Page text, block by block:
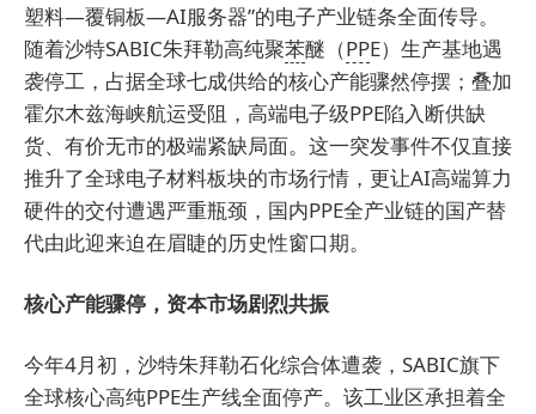
塑料—覆铜板—AI服务器”的电子产业链条全面传导。
随着沙特SABIC朱拜勒高纯聚苯醚（PPE）生产基地遇
袭停工，占据全球七成供给的核心产能骤然停摆；叠加
霍尔木兹海峡航运受阻，高端电子级PPE陷入断供缺
货、有价无市的极端紧缺局面。这一突发事件不仅直接
推升了全球电子材料板块的市场行情，更让AI高端算力
硬件的交付遭遇严重瓶颈，国内PPE全产业链的国产替
代由此迎来迫在眉睫的历史性窗口期。
核心产能骤停，资本市场剧烈共振
今年4月初，沙特朱拜勒石化综合体遭袭，SABIC旗下
全球核心高纯PPE生产线全面停产。该工业区承担着全